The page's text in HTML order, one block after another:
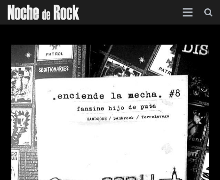
Categorías
Agenda
Foro
Contacto
Acerca de